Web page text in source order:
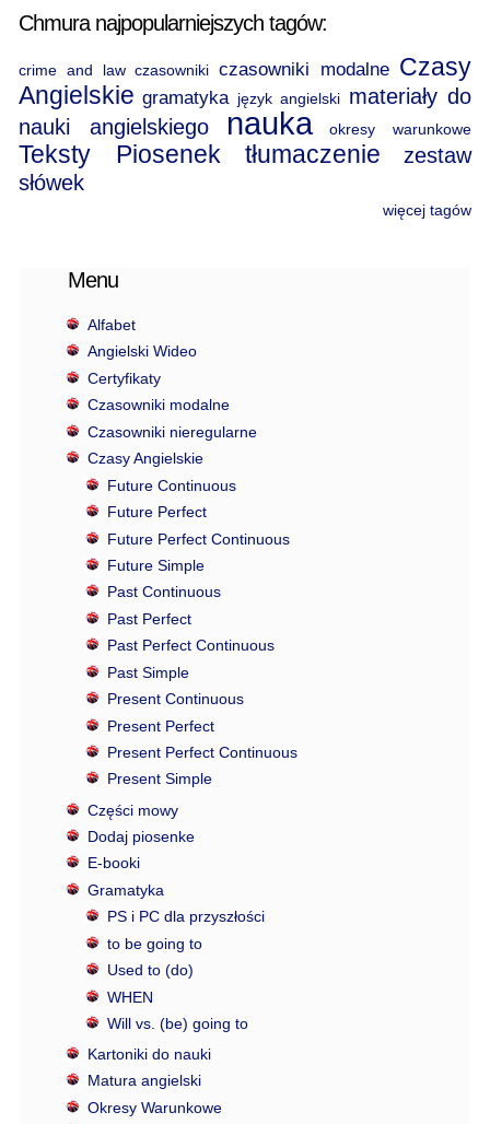
Chmura najpopularniejszych tagów:
crime and law czasowniki czasowniki modalne Czasy
Angielskie gramatyka język angielski materiały do
nauki angielskiego
nauka okresy warunkowe
Teksty Piosenek tłumaczenie
zestaw
słówek
więcej tagów
Menu
Alfabet
Angielski Wideo
Certyfikaty
Czasowniki modalne
Czasowniki nieregularne
Czasy Angielskie
Future Continuous
Future Perfect
Future Perfect Continuous
Future Simple
Past Continuous
Past Perfect
Past Perfect Continuous
Past Simple
Present Continuous
Present Perfect
Present Perfect Continuous
Present Simple
Części mowy
Dodaj piosenke
E-booki
Gramatyka
PS i PC dla przyszłości
to be going to
Used to (do)
WHEN
Will vs. (be) going to
Kartoniki do nauki
Matura angielski
Okresy Warunkowe